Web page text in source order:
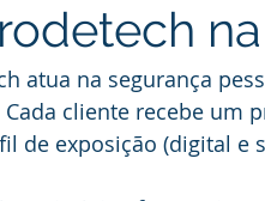
atua na segurança
Cada cliente recebe um
de exposição (digital e